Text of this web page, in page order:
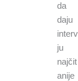
da
daju
interv
ju
najčit
anije